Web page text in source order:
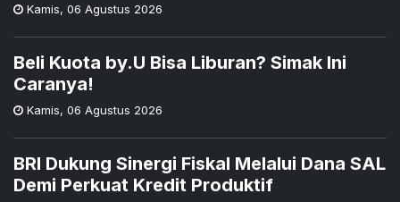
Kamis, 06 Agustus 2026
Beli Kuota by.U Bisa Liburan? Simak Ini
Caranya!
Kamis, 06 Agustus 2026
BRI Dukung Sinergi Fiskal Melalui Dana SAL
Demi Perkuat Kredit Produktif